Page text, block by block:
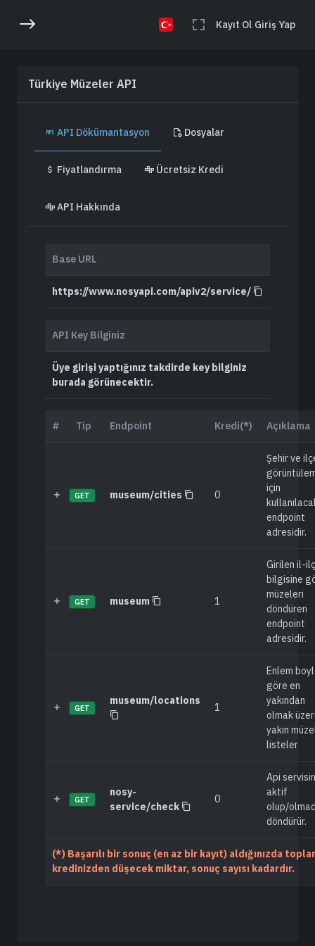
Kayıt Ol Giriş Yap
Türkiye Müzeler API
API Dökümantasyon Dosyalar
Fiyatlandırma Ücretsiz Kredi
API Hakkında
Base URL
https://www.nosyapi.com/apiv2/service/
API Key Bilginiz
Üye girişi yaptığınız takdirde key bilginiz
burada görünecektir.
# Tip Endpoint Kredi(*) Açıklama
GET museum/cities 0
Şehir ve
için
endpoint
adresidir.
GET museum 1
Girilen il-
bilgisine
müzeleri
döndüren
endpoint
adresidir.
GET
museum/locations
1
Enlem
göre en
yakından
olmak
yakın
listeler
GET
nosy-
service/check
0
Api
aktif
olup/
döndürür.
(*) Başarılı bir sonuç (en az bir kayıt) aldığınızda
kredinizden düşecek miktar, sonuç sayısı kadardır.